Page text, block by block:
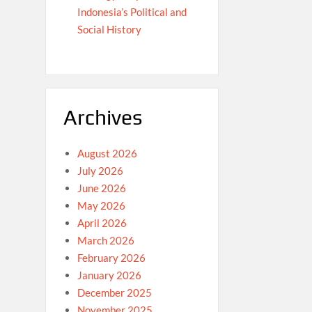
Indonesia’s Political and
Social History
Archives
August 2026
July 2026
June 2026
May 2026
April 2026
March 2026
February 2026
January 2026
December 2025